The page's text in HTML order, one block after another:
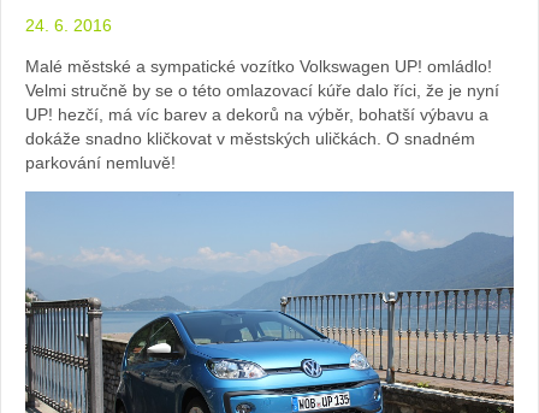
24. 6. 2016
Malé městské a sympatické vozítko Volkswagen UP! omládlo!
Velmi stručně by se o této omlazovací kúře dalo říci, že je nyní
UP! hezčí, má víc barev a dekorů na výběr, bohatší výbavu a
dokáže snadno kličkovat v městských uličkách. O snadném
parkování nemluvě!